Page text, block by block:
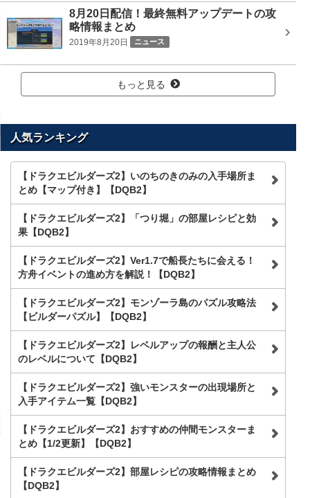
8月20日配信！最終無料アップデートの攻
略情報まとめ
2019年8月20日 ニュース
もっと見る
人気ランキング
【ドラクエビルダーズ2】いのちのきのみの入手場所ま
とめ【マップ付き】【DQB2】
【ドラクエビルダーズ2】「つり堀」の部屋レシピと効
果【DQB2】
【ドラクエビルダーズ2】Ver1.7で船長たちに会える！
方舟イベントの進め方を解説！【DQB2】
【ドラクエビルダーズ2】モンゾーラ島のパズル攻略法
【ビルダーパズル】【DQB2】
【ドラクエビルダーズ2】レベルアップの報酬と主人公
のレベルについて【DQB2】
【ドラクエビルダーズ2】強いモンスターの出現場所と
入手アイテム一覧【DQB2】
【ドラクエビルダーズ2】おすすめの仲間モンスターま
とめ【1/2更新】【DQB2】
【ドラクエビルダーズ2】部屋レシピの攻略情報まとめ
【DQB2】